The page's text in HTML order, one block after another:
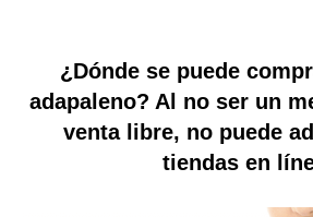
¿Dónde se puede
adapaleno? Al no ser un
venta libre, no puede
tiendas en